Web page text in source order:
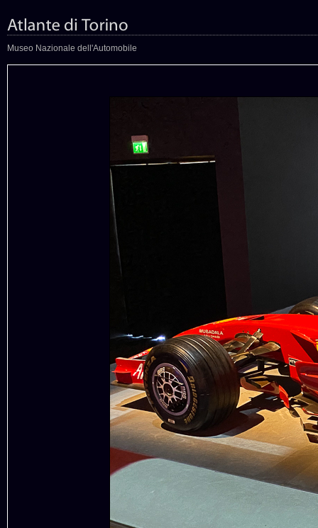
Museo Nazionale dell'Automobile